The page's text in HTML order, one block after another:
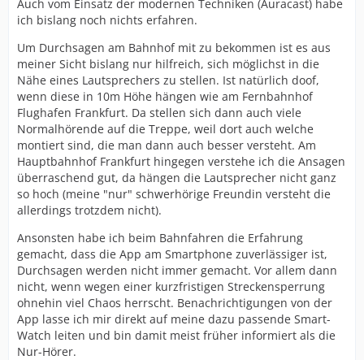
Auch vom Einsatz der modernen Techniken (Auracast) habe
ich bislang noch nichts erfahren.
Um Durchsagen am Bahnhof mit zu bekommen ist es aus
meiner Sicht bislang nur hilfreich, sich möglichst in die
Nähe eines Lautsprechers zu stellen. Ist natürlich doof,
wenn diese in 10m Höhe hängen wie am Fernbahnhof
Flughafen Frankfurt. Da stellen sich dann auch viele
Normalhörende auf die Treppe, weil dort auch welche
montiert sind, die man dann auch besser versteht. Am
Hauptbahnhof Frankfurt hingegen verstehe ich die Ansagen
überraschend gut, da hängen die Lautsprecher nicht ganz
so hoch (meine "nur" schwerhörige Freundin versteht die
allerdings trotzdem nicht).
Ansonsten habe ich beim Bahnfahren die Erfahrung
gemacht, dass die App am Smartphone zuverlässiger ist,
Durchsagen werden nicht immer gemacht. Vor allem dann
nicht, wenn wegen einer kurzfristigen Streckensperrung
ohnehin viel Chaos herrscht. Benachrichtigungen von der
App lasse ich mir direkt auf meine dazu passende Smart-
Watch leiten und bin damit meist früher informiert als die
Nur-Hörer.